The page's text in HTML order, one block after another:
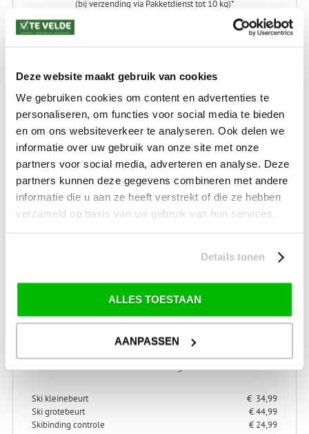
Deze website maakt gebruik van cookies
We gebruiken cookies om content en advertenties te
personaliseren, om functies voor social media te bieden
en om ons websiteverkeer te analyseren. Ook delen we
informatie over uw gebruik van onze site met onze
partners voor social media, adverteren en analyse. Deze
partners kunnen deze gegevens combineren met andere
informatie die u aan ze heeft verstrekt of die ze hebben
verzameld op basis van uw gebruik van hun services.
Details tonen
ALLES TOESTAAN
AANPASSEN
(bij verzending via Pakketdienst tot 10 kg)*
Kijk hier voor de ruilen-retourneren procedure
Waar is ons bedrijf gevestigd?
Drentse Poort 7
Nieuw Buinen (Stadskanaal)
+31 (0) 599-613946
info@tevelde.nl
Schrijf je in voor onze nieuwsbrief!
ONDERHOUD
> Alles over ski- en snowboard onderhoud
Ski kleinebeurt
€ 34,99
Ski grotebeurt
€ 44,99
Skibinding controle
€ 24,99